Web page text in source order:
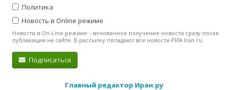
Политика
Новость в Online режиме
Новости в On-Line режиме - мгновенное получение новости сразу после
публикации на сайте. В рассылку попадают все новости РИА Iran.ru.
Подписаться
Главный редактор Иран.ру